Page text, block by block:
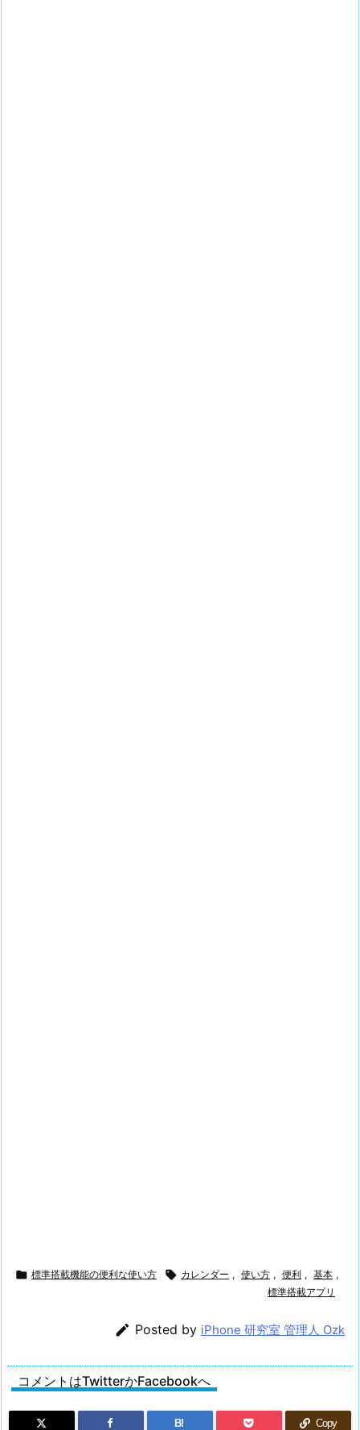
 標準搭載機能の便利な使い方  カレンダー , 使い方 , 便利 , 基本 ,
標準搭載アプリ
 Posted by iPhone 研究室 管理人 Ozk
コメントはTwitterかFacebookへ
B! Copy